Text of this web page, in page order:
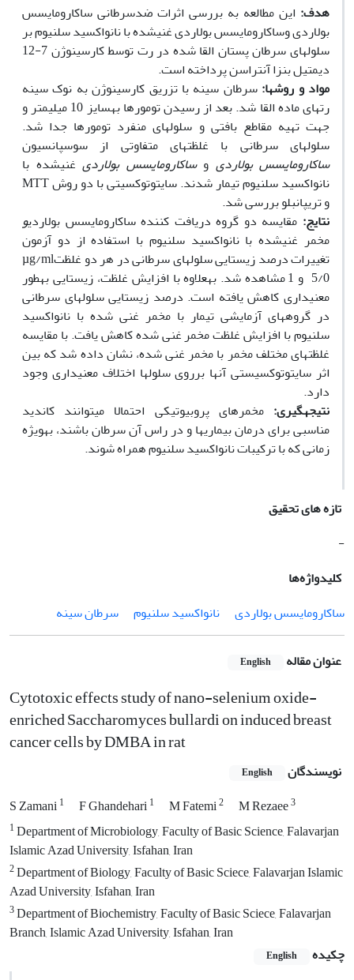
هدف: این مطالعه به ‏بررسی اثرات ضدسرطانی ساکارومایسس
بولاردی وساکارومایسس بولاردی غنی‏‏شده با نانواکسید سلنیوم بر
سلول‏های سرطان پستان القا شده در رت توسط کارسینوژن 7-12
دی‏متیل بنزا آنتراسن پرداخته است.
مواد و روش‏ها: سرطان سینه با تزریق کارسینوژن به ‏نوک سینه
رت‏های ماده القا شد. بعد از رسیدن تومورها به‏سایز 10 میلی‏متر و
جهت تهیه مقاطع بافتی و سلول­های منفرد تومورها جدا شد.
سلول‏های سرطانی با غلظت‏های متفاوتی از سوسپانسیون
ساکارومایسس بولاردی وساکارومایسس بولاردی غنی‏شده با
نانواکسید سلنیوم تیمار شدند. سایتوتوکسیتی با دو روش MTT
و تریپان‏بلو بررسی شد.
نتایج: مقایسه دو گروه دریافت کننده ساکارومایسس بولاردیو
مخمر غنی‏شده با نانواکسید سلنیوم با استفاده از دو آزمون
تغییرات درصد زیستایی سلول‏های سرطانی در هر دو غلظتµg/ml
5/0 و 1 مشاهده شد. به‏علاوه با افزایش غلظت، زیستایی به‏طور
معنی‏داری کاهش یافته است. درصد زیستایی سلول‏های سرطانی
در گروه‏های آزمایشی تیمار با مخمر غنی شده با نانواکسید
سلنیوم با افزایش غلظت مخمر غنی شده کاهش یافت. با مقایسه
غلظت‏های مختلف مخمر با مخمر غنی شده، نشان داده شد که بین
اثر سایتوتوکسیستی آن‏ها برروی سلول‏ها اختلاف معنی‏داری وجود
دارد.
نتیجه‏گیری: مخمرهای پروبیوتیکی احتمالا می­توانند کاندید
مناسبی برای درمان بیماری­ها و در راس آن سرطان باشند، به‏ویژه
زمانی که با ترکیبات نانواکسید سلنیوم همراه شوند.
تازه های تحقیق
-
کلیدواژه‌ها
ساکارومایسس بولاردی
نانواکسید سلنیوم سرطان سینه
عنوان مقاله English
Cytotoxic effects study of nano-selenium oxide-
enriched Saccharomyces bullardi on induced breast
cancer cells by DMBA in rat
نویسندگان English
S Zamani1 F Ghandehari1 M Fatemi2 M Rezaee3
1Department of Microbiology, Faculty of Basic Science, Falavarjan
Islamic Azad University, Isfahan, Iran
2Department of Biology, Faculty of Basic Sciece, Falavarjan Islamic
Azad University, Isfahan, Iran
3Department of Biochemistry, Faculty of Basic Sciece, Falavarjan
Branch, Islamic Azad University, Isfahan, Iran
چکیده
English